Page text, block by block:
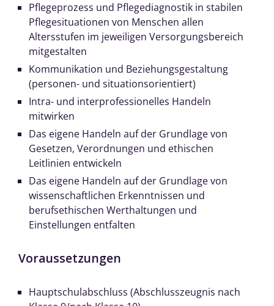
Pflegeprozess und Pflegediagnostik in stabilen
Pflegesituationen von Menschen allen
Altersstufen im jeweiligen Versorgungsbereich
mitgestalten
Kommunikation und Beziehungsgestaltung
(personen- und situationsorientiert)
Intra- und interprofessionelles Handeln
mitwirken
Das eigene Handeln auf der Grundlage von
Gesetzen, Verordnungen und ethischen
Leitlinien entwickeln
Das eigene Handeln auf der Grundlage von
wissenschaftlichen Erkenntnissen und
berufsethischen Werthaltungen und
Einstellungen entfalten
Voraussetzungen
Hauptschulabschluss (Abschlusszeugnis nach